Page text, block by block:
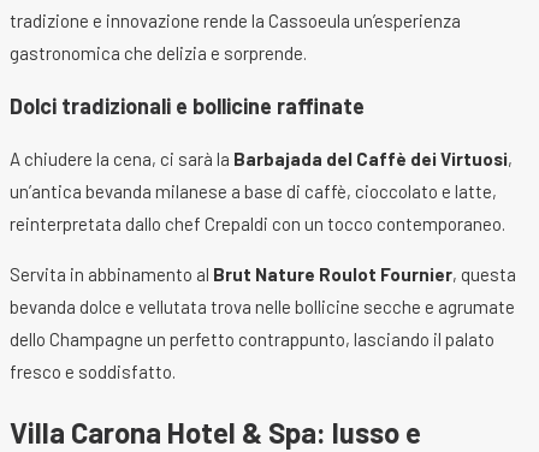
tradizione e innovazione rende la Cassoeula un’esperienza
gastronomica che delizia e sorprende.
Dolci tradizionali e bollicine raffinate
A chiudere la cena, ci sarà la Barbajada del Caffè dei Virtuosi,
un’antica bevanda milanese a base di caffè, cioccolato e latte,
reinterpretata dallo chef Crepaldi con un tocco contemporaneo.
Servita in abbinamento al Brut Nature Roulot Fournier, questa
bevanda dolce e vellutata trova nelle bollicine secche e agrumate
dello Champagne un perfetto contrappunto, lasciando il palato
fresco e soddisfatto.
Villa Carona Hotel & Spa: lusso e